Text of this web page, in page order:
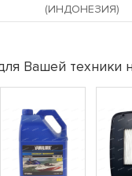
(ИНДОНЕЗИЯ)
Вашей техники